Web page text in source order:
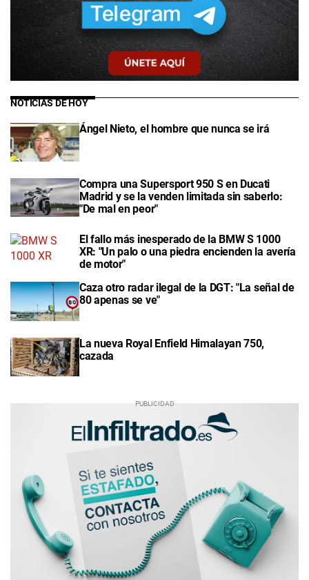
NOTICIAS DE HOY
Ángel Nieto, el hombre que nunca se irá
Compra una Supersport 950 S en Ducati
Madrid y se la venden limitada sin saberlo:
"De mal en peor"
El fallo más inesperado de la BMW S 1000
XR: "Un palo o una piedra encienden la avería
de motor"
Caza otro radar ilegal de la DGT: "La señal de
80 apenas se ve"
La nueva Royal Enfield Himalayan 750,
cazada